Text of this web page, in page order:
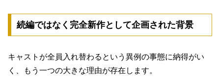
続編ではなく完全新作として企画された背景
キャストが全員入れ替わるという異例の事態に納得がい
く、もう一つの大きな理由が存在します。